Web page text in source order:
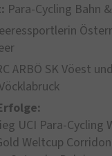
Para-Cycling Bahn
ARBÖ SK Vöest
UCI Para-Cycling
Weltcup